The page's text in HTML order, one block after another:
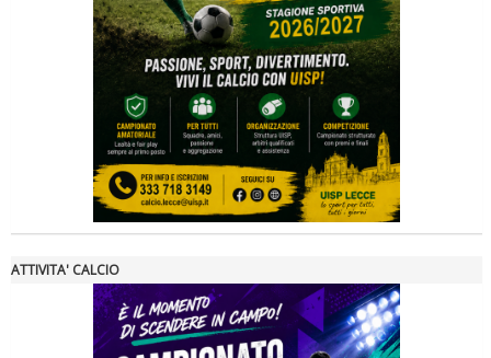
Ddl Lobby, Uisp: “Il Parlamento valorizzi le nostre specificità"
ATTIVITA' CALCIO